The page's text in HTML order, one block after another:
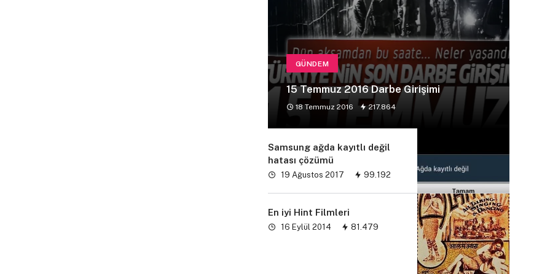
GÜNDEM
15 Temmuz 2016 Darbe Girişimi
18 Temmuz 2016 217.864
Samsung ağda kayıtlı değil
hatası çözümü
19 Ağustos 2017 99.192
En iyi Hint Filmleri
16 Eylül 2014 81.479